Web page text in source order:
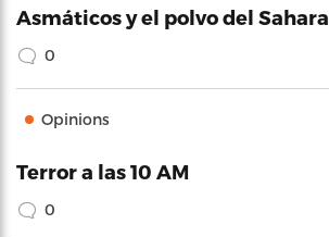
Asmáticos y el polvo del Sahara
0
Opinions
Terror a las 10 AM
0